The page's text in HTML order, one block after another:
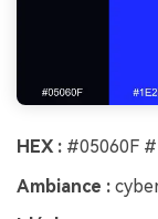
HEX : #05060F
Ambiance :